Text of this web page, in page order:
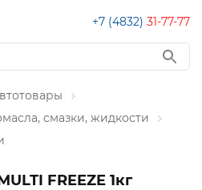
+7 (4832) 31-77-77
смазки, жидкости
FREEZE 1кг